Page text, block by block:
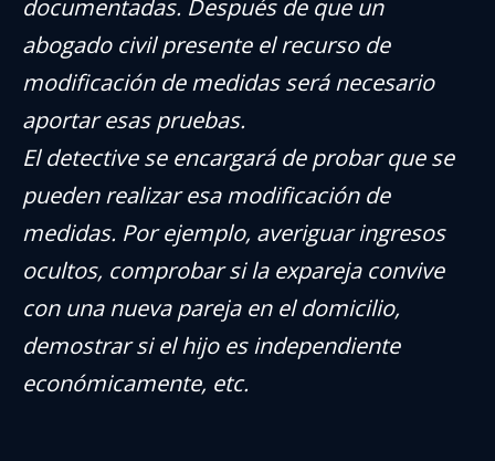
documentadas. Después de que un
abogado civil presente el recurso de
modificación de medidas será necesario
aportar esas pruebas.
El detective se encargará de probar que se
pueden realizar esa modificación de
medidas. Por ejemplo, averiguar ingresos
ocultos, comprobar si la expareja convive
con una nueva pareja en el domicilio,
demostrar si el hijo es independiente
económicamente, etc.